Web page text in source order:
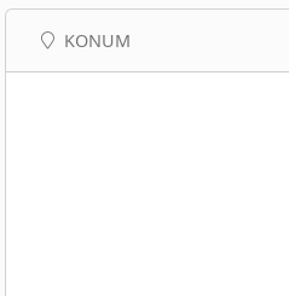
KONUM